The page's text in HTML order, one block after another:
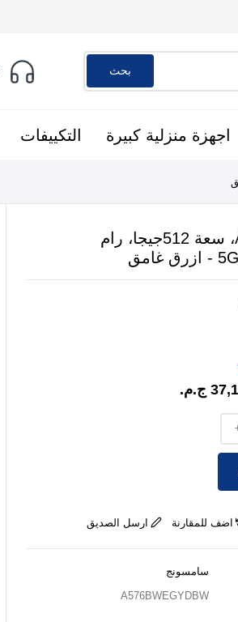
بحث
اجهزة منزلية كبيرة التكييفات
سامسونج A57، سعة 512جيجا، رام
ج.م.
اضف للمقارنة ارسل الصديق
سامسونج
A576BWEGYDBW